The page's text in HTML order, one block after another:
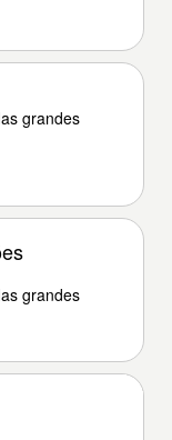
grandes
grandes